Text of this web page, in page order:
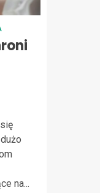
na...